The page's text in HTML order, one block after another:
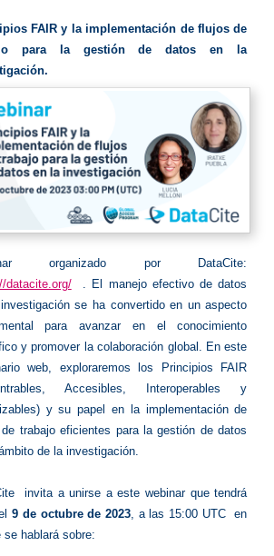
FAIR y la implementación de flujos de
para la gestión de datos en la
organizado por DataCite:
datacite.org/. El manejo efectivo de datos
se ha convertido en un aspecto
para avanzar en el conocimiento
y promover la colaboración global. En este
web, exploraremos los Principios FAIR
Accesibles, Interoperables y
y su papel en la implementación de
trabajo eficientes para la gestión de datos
de la investigación.
invita a unirse a este webinar que tendrá
el9 de octubre de 2023, a las 15:00 UTC en
se hablará sobre: